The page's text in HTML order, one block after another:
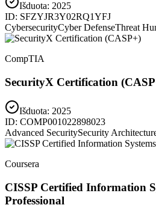
Išduota: 2025
ID: SFZYJR3Y02RQ1YFJ
CybersecurityCyber DefenseThreat
CompTIA
SecurityX Certification
Išduota: 2025
ID: COMP001022898023
Advanced SecuritySecurity
Coursera
CISSP Certified Information
Professional